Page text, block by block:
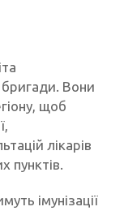
Вони
щоб
лікарів
пунктів.
імунізації